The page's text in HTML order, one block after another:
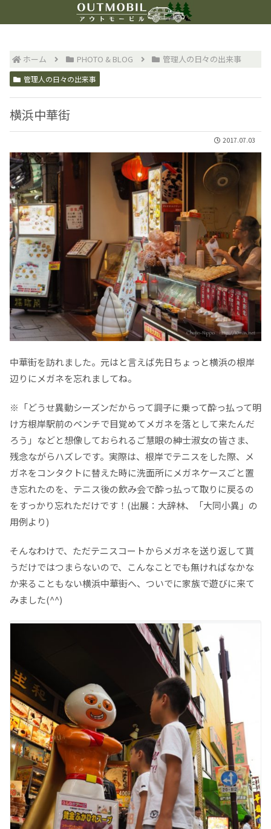
ホーム PHOTO & BLOG 管理人の日々の出来事
管理人の日々の出来事
横浜中華街
2017.07.03
中華街を訪れました。元はと言えば先日ちょっと横浜の根岸
辺りにメガネを忘れましてね。
※「どうせ異動シーズンだからって調子に乗って酔っ払って明
け方根岸駅前のベンチで目覚めてメガネを落として来たんだ
ろう」などと想像しておられるご慧眼の紳士淑女の皆さま、
残念ながらハズレです。実際は、根岸でテニスをした際、メ
ガネをコンタクトに替えた時に洗面所にメガネケースごと置
き忘れたのを、テニス後の飲み会で酔っ払って取りに戻るの
をすっかり忘れただけです！(出展：大辞林、「大同小異」の
用例より)
そんなわけで、ただテニスコートからメガネを送り返して貰
うだけではつまらないので、こんなことでも無ければなかな
か来ることもない横浜中華街へ、ついでに家族で遊びに来て
みました(^^)